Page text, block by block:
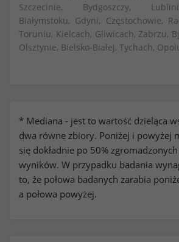
Szczecinie, Bydgoszczy,
Białymstoku, Gdyni, Częstochowie,
Toruniu, Kielcach, Gliwicach, Zabrzu,
Olsztynie, Bielsko-Białej, Tychach,
* Mediana - jest to wartość dzieląca
dwa równe zbiory. Poniżej i powyżej
się dokładnie po 50%
wyników. W przypadku badania
to, że połowa badanych zarabia
a połowa powyżej.